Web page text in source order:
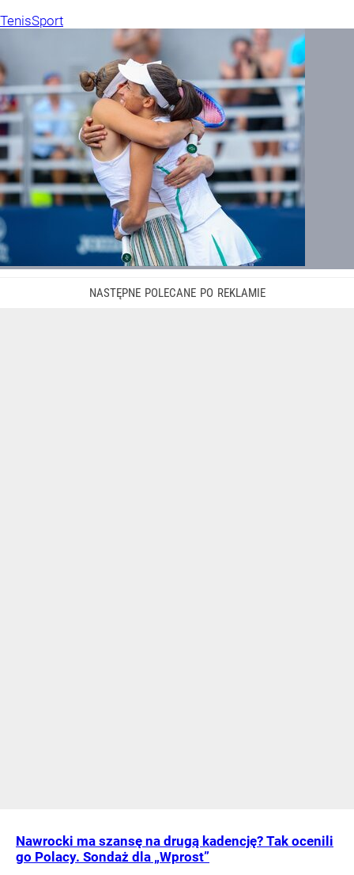
TenisSport
Nawrocki ma szansę na drugą kadencję? Tak ocenili
go Polacy. Sondaż dla „Wprost”